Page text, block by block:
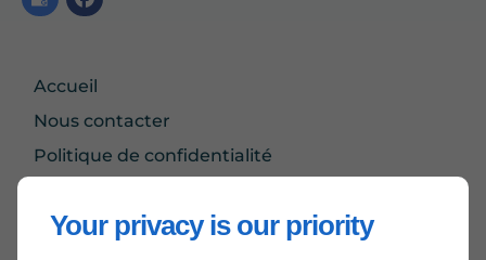
Your privacy is our priority
Accueil
Nous contacter
Politique de confidentialité